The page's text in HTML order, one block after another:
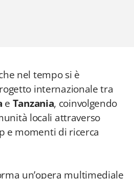
nel tempo si è
internazionale tra
e Tanzania, coinvolgendo
locali attraverso
e momenti di ricerca
un’opera multimediale